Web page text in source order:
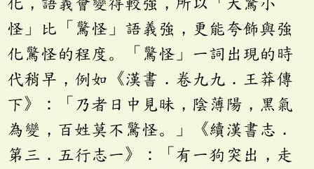
怪」比「驚怪」語義強，更能夸飾與強
化驚怪的程度。「驚怪」一詞出現的時
代稍早，例如《漢書．卷九九．王莽傳
下》：「乃者日中見昧，陰薄陽，黑氣
為變，百姓莫不驚怪。」《續漢書志．
第三．五行志一》：「有一狗突出，走